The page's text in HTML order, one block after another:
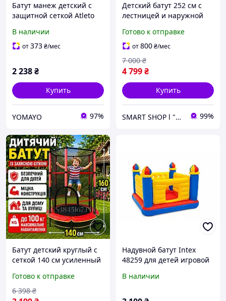
Батут манеж детский с
защитной сеткой Atleto
Батуты для дома и улицы
В наличии
от373₴/мес
2 238₴
Купить
YOMAYO 97%
Детский батут 252 см с
лестницей и наружной
выдерживает до 130 кг
Синий
Готово к отправке
от800₴/мес
4 799₴
7 000 ₴
Купить
SMART SHOP l "Товари для дому та активного відпочинку" 99%
Батут детский круглый с
сеткой 140 см усиленный
на улице и в доме
Готово к отправке
6 398 ₴
Надувной батут Intex
48259 для детей игровой
В наличии